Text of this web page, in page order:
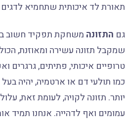
תאורת לד איכותית שתחמיא
גםהתזונהמשחקת תפקיד חשוב
שמקבל תזונה עשירה ומאוזנת,
טרופיים איכותי, פתיתים, גרגרים
כמו תולעי דם או ארטמיה, יהיה בעל
יותר. תזונה לקויה, לעומת זאת,
עמומים ואף לדהייה. אנחנו תמיד